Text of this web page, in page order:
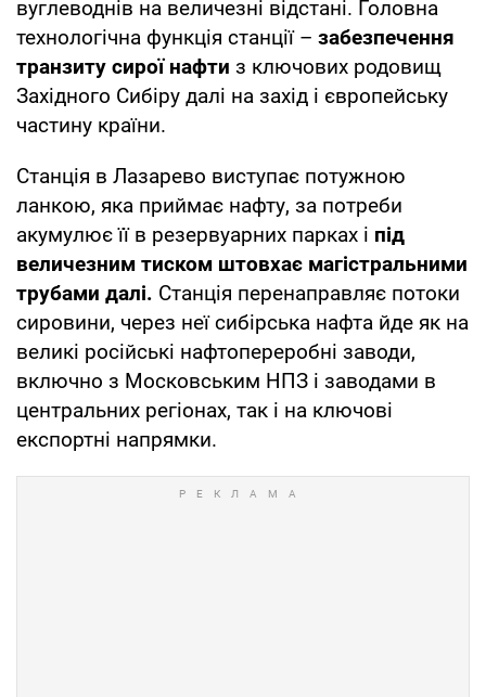
вуглеводнів на величезні відстані. Головна
технологічна функція станції – забезпечення
транзиту сирої нафти з ключових родовищ
Західного Сибіру далі на захід і європейську
частину країни.
Станція в Лазарево виступає потужною
ланкою, яка приймає нафту, за потреби
акумулює її в резервуарних парках і під
величезним тиском штовхає магістральними
трубами далі. Станція перенаправляє потоки
сировини, через неї сибірська нафта йде як на
великі російські нафтопереробні заводи,
включно з Московським НПЗ і заводами в
центральних регіонах, так і на ключові
експортні напрямки.